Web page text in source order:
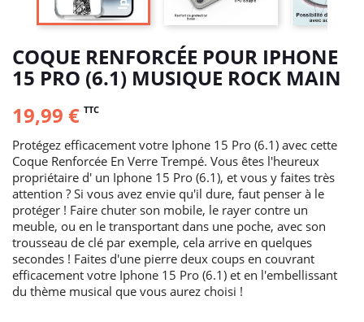
COQUE RENFORCÉE POUR IPHONE
15 PRO (6.1) MUSIQUE ROCK MAIN
19,99 € TTC
Protégez efficacement votre Iphone 15 Pro (6.1) avec cette
Coque Renforcée En Verre Trempé. Vous êtes l'heureux
propriétaire d' un Iphone 15 Pro (6.1), et vous y faites très
attention ? Si vous avez envie qu'il dure, faut penser à le
protéger ! Faire chuter son mobile, le rayer contre un
meuble, ou en le transportant dans une poche, avec son
trousseau de clé par exemple, cela arrive en quelques
secondes ! Faites d'une pierre deux coups en couvrant
efficacement votre Iphone 15 Pro (6.1) et en l'embellissant
du thème musical que vous aurez choisi !